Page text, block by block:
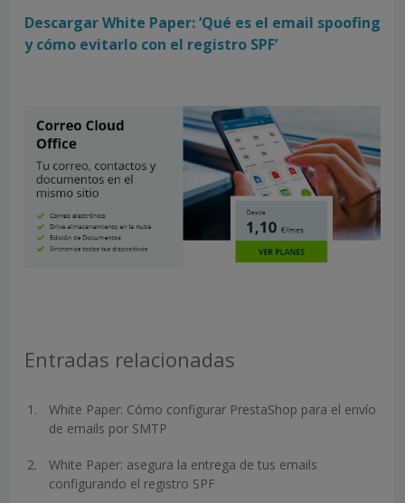
Descargar White Paper: ‘Qué es el email spoofing
y cómo evitarlo con el registro SPF’
Entradas relacionadas
White Paper: Cómo configurar PrestaShop para el envío
de emails por SMTP
White Paper: asegura la entrega de tus emails
configurando el registro SPF